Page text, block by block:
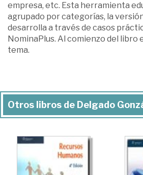
empresa, etc. Esta herramienta
agrupado por categorías, la
desarrolla a través de casos
NominaPlus. Al comienzo del libro
tema.
Otros libros de Delgado